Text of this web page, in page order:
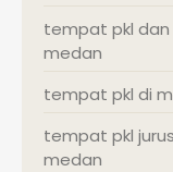
tempat pkl
medan
tempat pkl di
tempat pkl
medan